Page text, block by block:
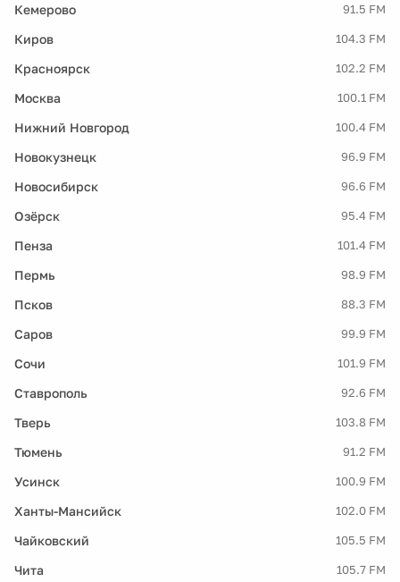
Кемерово 91.5 FM
Киров 104.3 FM
Красноярск 102.2 FM
Москва 100.1 FM
Нижний Новгород 100.4 FM
Новокузнецк 96.9 FM
Новосибирск 96.6 FM
Озёрск 95.4 FM
Пенза 101.4 FM
Пермь 98.9 FM
Псков 88.3 FM
Саров 99.9 FM
Сочи 101.9 FM
Ставрополь 92.6 FM
Тверь 103.8 FM
Тюмень 91.2 FM
Усинск 100.9 FM
Ханты-Мансийск 102.0 FM
Чайковский 105.5 FM
Чита 105.7 FM